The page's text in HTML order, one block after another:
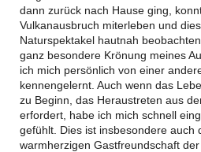
dann zurück nach Hause ging,
Vulkanausbruch miterleben und
Naturspektakel hautnah
ganz besondere Krönung meines
ich mich persönlich von einer
kennengelernt. Auch wenn das
zu Beginn, das Heraustreten aus
erfordert, habe ich mich schnell
gefühlt. Dies ist insbesondere auch
warmherzigen Gastfreundschaft